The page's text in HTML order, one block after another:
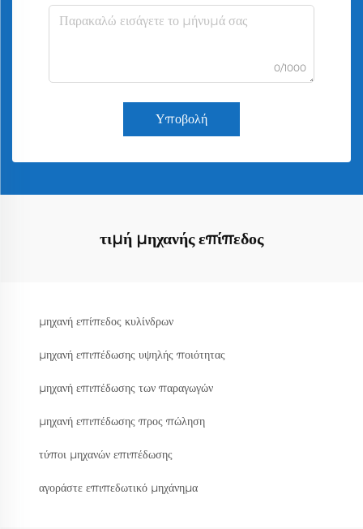
0/1000
Υποβολή
τιμή μηχανής επίπεδος
μηχανή επίπεδος κυλίνδρων
μηχανή επιπέδωσης υψηλής ποιότητας
μηχανή επιπέδωσης των παραγωγών
μηχανή επιπέδωσης προς πώληση
τύποι μηχανών επιπέδωσης
αγοράστε επιπεδωτικό μηχάνημα